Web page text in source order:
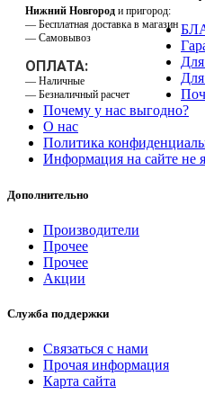
Нижний Новгород и пригород:
— Бесплатная доставка в магазин
— Самовывоз
ОПЛАТА:
— Наличные
— Безналичный расчет
Почему у нас выгодно?
О нас
Политика
Информация на сайте не
Дополнительно
Производители
Прочее
Прочее
Акции
Служба поддержки
Связаться с нами
Прочая информация
Карта сайта